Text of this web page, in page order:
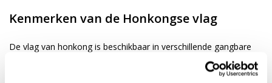
Kenmerken van de Honkongse vlag
De vlag van honkong is beschikbaar in verschillende gangbare
afmetingen. Je kiest de gewenste afbeelding via de keuze optie.
De vlag is gemaakt van 3-draads geweven glanspolyester